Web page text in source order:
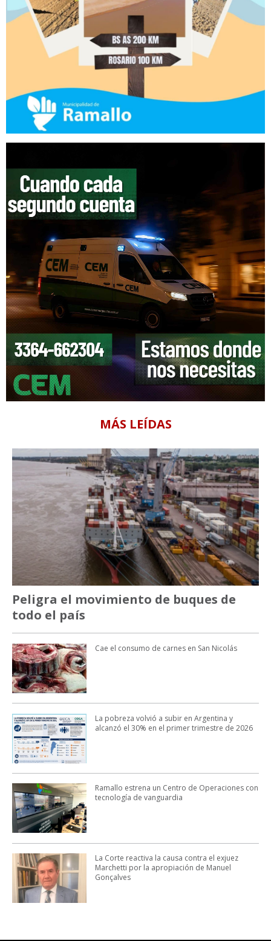
MÁS LEÍDAS
Peligra el movimiento de buques de
todo el país
Cae el consumo de carnes en San Nicolás
La pobreza volvió a subir en Argentina y
alcanzó el 30% en el primer trimestre de 2026
Ramallo estrena un Centro de Operaciones con
tecnología de vanguardia
La Corte reactiva la causa contra el exjuez
Marchetti por la apropiación de Manuel
Gonçalves